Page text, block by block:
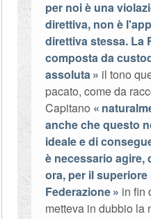
per noi è una
direttiva, non è
direttiva stessa. La
composta da
assoluta
il tono
pacato, come da
Capitano
anche che questo
ideale e di
è necessario agire,
ora, per il
Federazione
in fin
metteva in dubbio la